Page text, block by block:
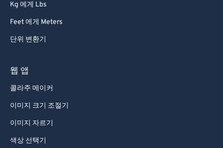
Kg 에게 Lbs
Feet 에게 Meters
단위 변환기
웹 앱
콜라주 메이커
이미지 크기 조절기
이미지 자르기
색상 선택기